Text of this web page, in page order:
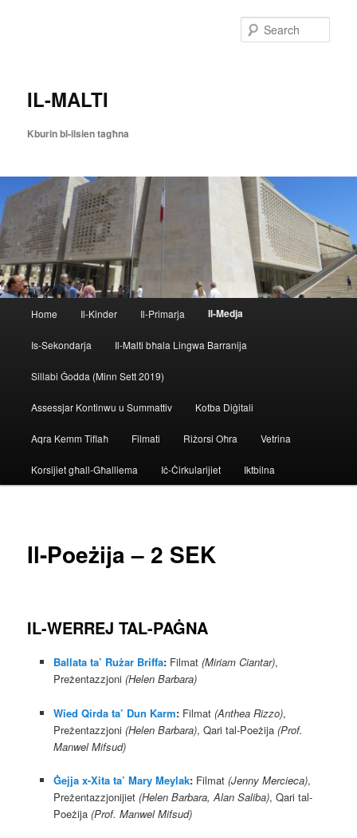
IL-MALTI
Kburin bl-ilsien tagħna
Home Il-Kinder Il-Primarja Il-Medja
Is-Sekondarja Il-Malti bħala Lingwa Barranija
Sillabi Ġodda (Minn Sett 2019)
Assessjar Kontinwu u Summattiv Kotba Diġitali
Aqra Kemm Tiflaħ Filmati Riżorsi Oħra Vetrina
Korsijiet għall-Għalliema Iċ-Ċirkularijiet Iktbilna
Il-Poeżija – 2 SEK
IL-WERREJ TAL-PAĠNA
Ballata ta’ Rużar Briffa: Filmat (Miriam Ciantar),
Preżentazzjoni (Helen Barbara)
Wied Qirda ta’ Dun Karm: Filmat (Anthea Rizzo),
Preżentazzjoni (Helen Barbara), Qari tal-Poeżija (Prof.
Manwel Mifsud)
Ġejja x-Xita ta’ Mary Meylak: Filmat (Jenny Mercieca),
Preżentazzjonijiet (Helen Barbara, Alan Saliba), Qari tal-
Poeżija (Prof. Manwel Mifsud)